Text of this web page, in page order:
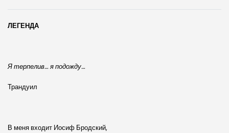
ЛЕГЕНДА
Я терпелив… я подожду…
Трандуил
В меня входит Иосиф Бродский,